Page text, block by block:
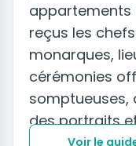
appartements
reçus les
monarques,
cérémonies
somptueuses,
des portraits
Voir le